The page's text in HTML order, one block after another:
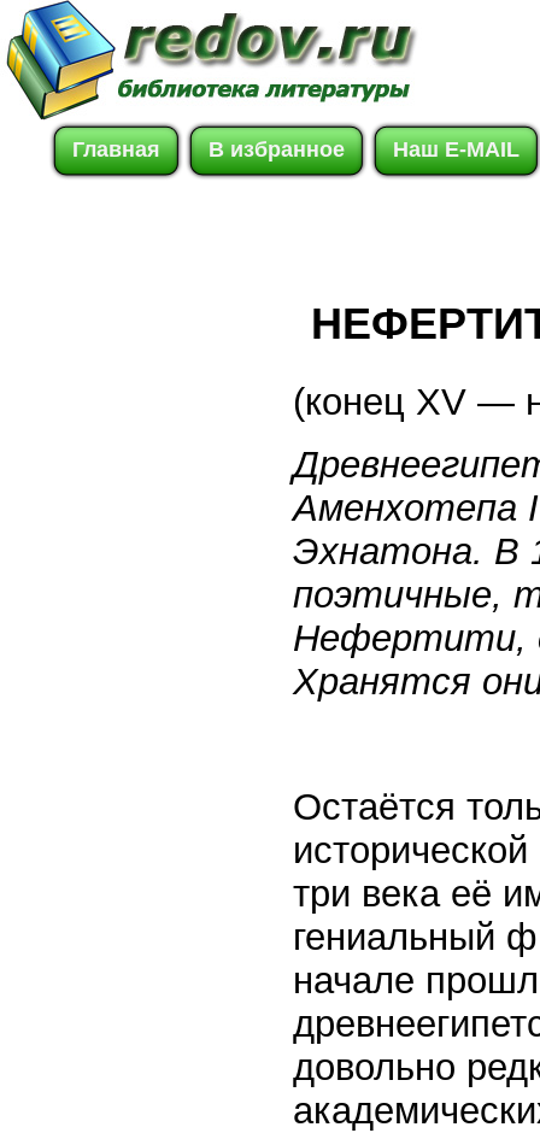
Главная В избранное Наш E-MAIL
(конец XV —
Аменхотепа
Эхнатона. В
поэтичные,
Нефертити,
Хранятся
Остаётся
три века её
гениальный
начале
довольно